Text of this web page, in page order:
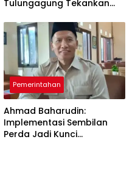
Tulungagung Tekankan
Berkelanjutan
Pemerintahan
Ahmad Baharudin:
Implementasi Sembilan
Perda Jadi Kunci